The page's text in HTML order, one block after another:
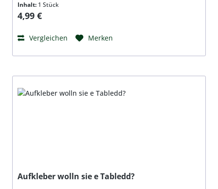
Inhalt: 1 Stück
Regulärer Preis:
4,99 €
Vergleichen Merken
Aufkleber wolln sie e Tabledd?